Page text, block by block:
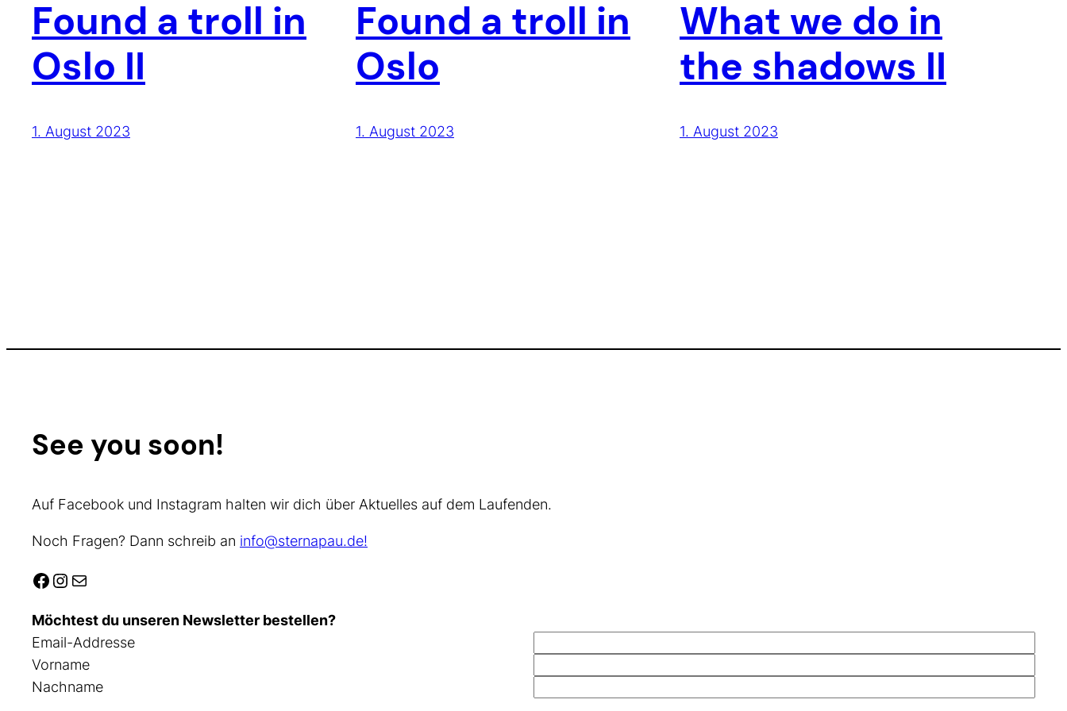
Found a troll in
Oslo II
1. August 2023
Found a troll in
Oslo
1. August 2023
What we do in
the shadows II
1. August 2023
See you soon!
Auf Facebook und Instagram halten wir dich über Aktuelles auf dem Laufenden.
Noch Fragen? Dann schreib an info@sternapau.de!
Facebook
Instagram
E-Mail
Möchtest du unseren Newsletter bestellen?
Email-Addresse
Vorname
Nachname